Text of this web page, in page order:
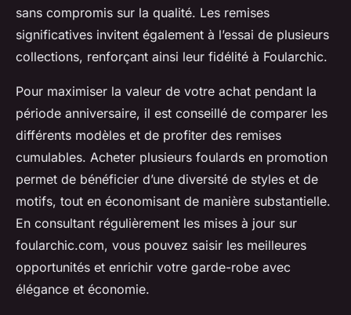
sans compromis sur la qualité. Les remises
significatives invitent également à l’essai de plusieurs
collections, renforçant ainsi leur fidélité à Foularchic.
Pour maximiser la valeur de votre achat pendant la
période anniversaire, il est conseillé de comparer les
différents modèles et de profiter des remises
cumulables. Acheter plusieurs foulards en promotion
permet de bénéficier d’une diversité de styles et de
motifs, tout en économisant de manière substantielle.
En consultant régulièrement les mises à jour sur
foularchic.com, vous pouvez saisir les meilleures
opportunités et enrichir votre garde-robe avec
élégance et économie.